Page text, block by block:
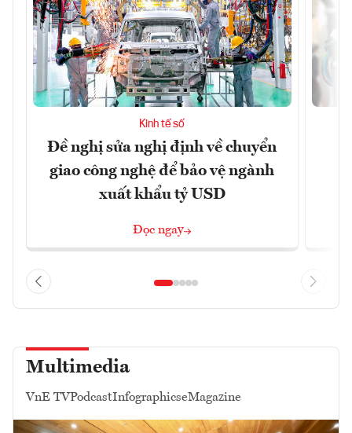
Kinh tế số
Đề nghị sửa nghị định về chuyển
giao công nghệ để bảo vệ ngành
xuất khẩu tỷ USD
Đọc ngay
Multimedia
VnE TVPodcastInfographicseMagazine